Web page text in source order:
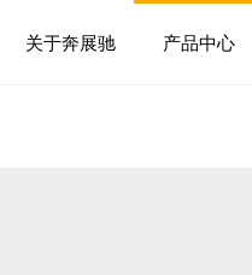
关于奔展驰 产品中心